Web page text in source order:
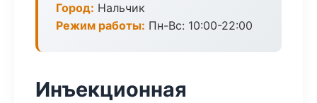
Город: Нальчик
Режим работы: Пн-Вс: 10:00-22:00
Инъекционная